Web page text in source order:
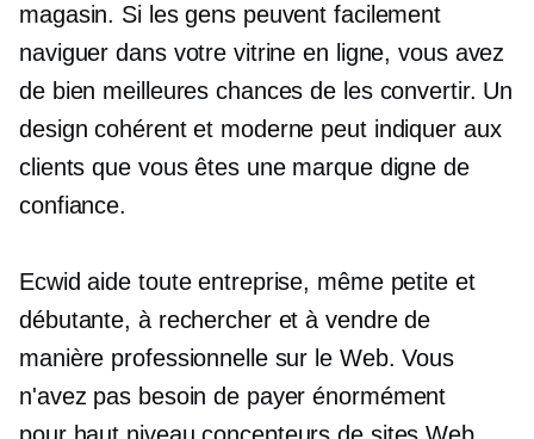
magasin. Si les gens peuvent facilement
naviguer dans votre vitrine en ligne, vous avez
de bien meilleures chances de les convertir. Un
design cohérent et moderne peut indiquer aux
clients que vous êtes une marque digne de
confiance.
Ecwid aide toute entreprise, même petite et
débutante, à rechercher et à vendre de
manière professionnelle sur le Web. Vous
n'avez pas besoin de payer énormément